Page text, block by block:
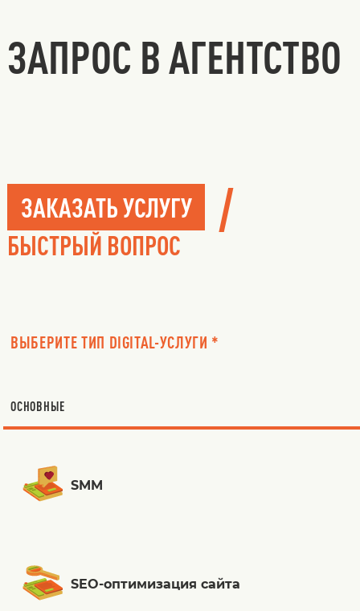
ЗАПРОС В АГЕНТСТВО
ЗАКАЗАТЬ УСЛУГУ /
БЫСТРЫЙ ВОПРОС
ВЫБЕРИТЕ ТИП DIGITAL-УСЛУГИ *
ОСНОВНЫЕ
SMM
SEO-оптимизация сайта